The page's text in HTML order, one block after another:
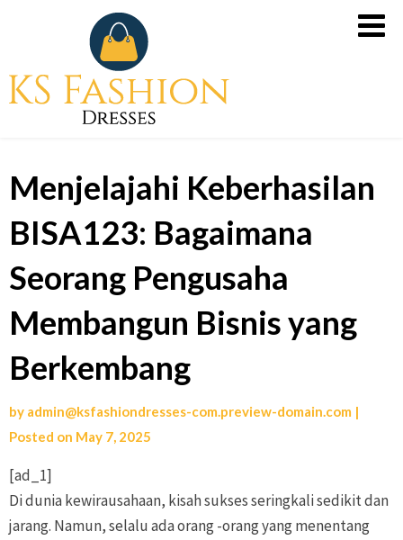
Soft,
Slot
X500
untuk
Kemenangan
Tanpa
Rugi
Menjelajahi Keberhasilan
BISA123: Bagaimana
Seorang Pengusaha
Membangun Bisnis yang
Berkembang
by admin@ksfashiondresses-com.preview-domain.com |
Posted on May 7, 2025
[ad_1]
Di dunia kewirausahaan, kisah sukses seringkali sedikit dan
jarang. Namun, selalu ada orang -orang yang menentang